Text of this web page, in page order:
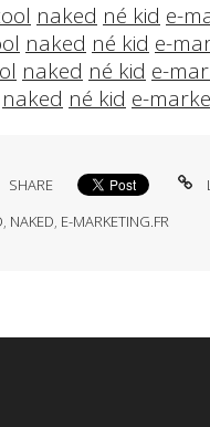
naked né kid e-
naked né kid e-
naked né kid e-
naked né kid e-
SHARE
, NAKED, E-MARKETING.FR